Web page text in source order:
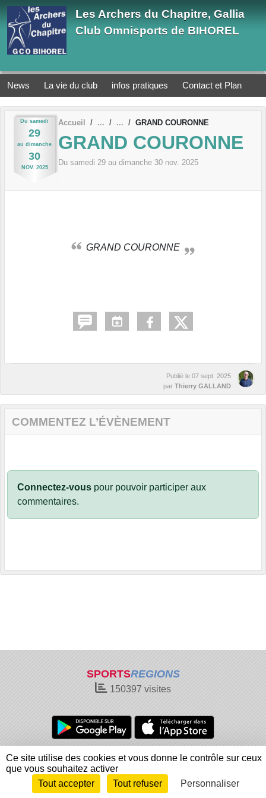
Les Archers du Chapitre, Gallia
Club Omnisports de BIHOREL
News La vie du club infos pratiques Contact et Plan
Du samedi
29
au dimanche
30
NOV. 2025
Accueil GRAND COURONNE
GRAND COURONNE
Du samedi 29 au dimanche 30 nov. 2025
GRAND COURONNE
Publié le 07 sept. 2025
par Thierry GALLAND
COMMENTEZ L’ÉVÈNEMENT
Connectez-vous pour pouvoir participer aux
commentaires.
SPORTSREGIONS
150397 visites
Charte cookies
Gestion des cookies
Informations légales
Signaler un contenu inapproprié
Envie de participer ?
Connexion
Panneau de gestion des cookies
Ce site utilise des cookies et vous donne le contrôle sur ceux
que vous souhaitez activer
Tout accepter
Tout refuser Personnaliser